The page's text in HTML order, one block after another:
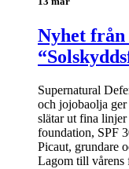
Nyhet
Supernatural
och jojobaolja
slätar ut fina
foundation, SPF
Picaut, grundare
Lagom till